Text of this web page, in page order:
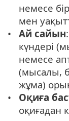
немесе
мен
Ай сайын
күндері
немесе
(мысалы,
жұма)
Оқиға
оқиғадан